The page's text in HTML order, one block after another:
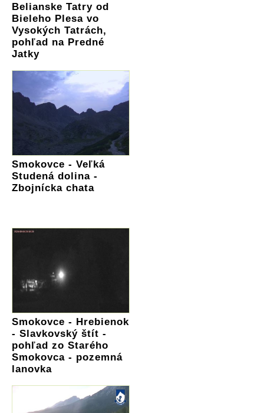
Belianske Tatry od
Bieleho Plesa vo
Vysokých Tatrách,
pohľad na Predné
Jatky
Smokovce - Veľká
Studená dolina -
Zbojnícka chata
Smokovce - Hrebienok
- Slavkovský štít -
pohľad zo Starého
Smokovca - pozemná
lanovka